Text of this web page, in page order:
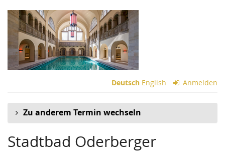
Zum
Haupt-
Inhalt
springen
Deutsch English Anmelden
Zu anderem Termin wechseln
Stadtbad Oderberger